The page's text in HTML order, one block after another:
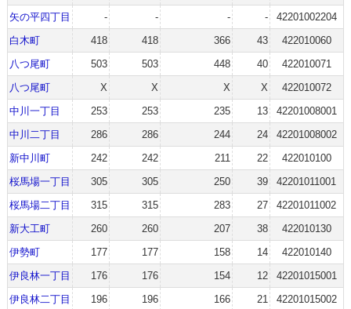
矢の平四丁目
- - - -
42201002204
白木町
418 418 366 43
422010060
八つ尾町
503 503 448 40
422010071
八つ尾町
X X X X
422010072
中川一丁目
253 253 235 13
42201008001
中川二丁目
286 286 244 24
42201008002
新中川町
242 242 211 22
422010100
桜馬場一丁目
305 305 250 39
42201011001
桜馬場二丁目
315 315 283 27
42201011002
新大工町
260 260 207 38
422010130
伊勢町
177 177 158 14
422010140
伊良林一丁目
176 176 154 12
42201015001
伊良林二丁目
196 196 166 21
42201015002